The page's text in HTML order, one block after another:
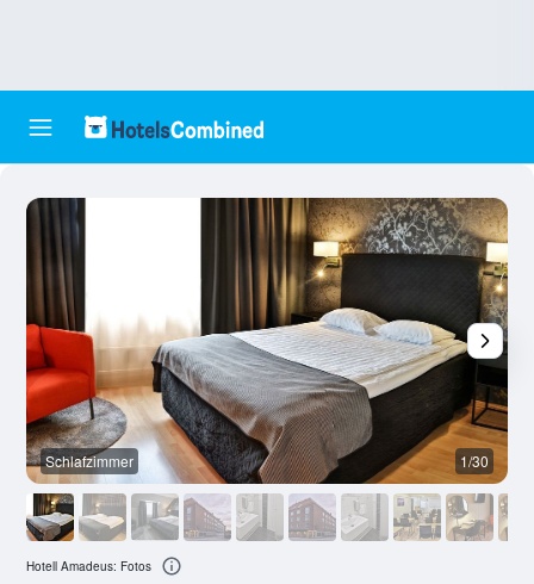
Schlafzimmer 1/30
Hotell Amadeus: Fotos